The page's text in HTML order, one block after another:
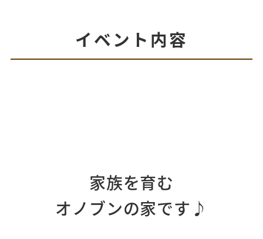
イベント内容
家族を育む
オノブンの家です♪